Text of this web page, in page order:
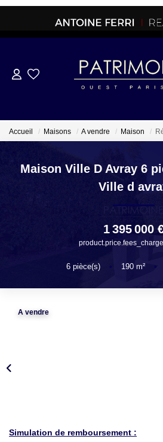
ACHETER
OFF
NORMANDIE/LA
PROPRIETES/
LOUER
Accueil Maisons A vendre Maison
Maison Ville D Avray 6
Ville d
1 395 000
6pièce(s) 190m² •
A vendre
Simulation de remboursement :